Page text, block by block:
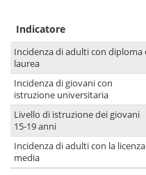
Indicatore
Incidenza di adulti con diploma
laurea
Incidenza di giovani con
istruzione universitaria
Livello di istruzione dei giovani
15-19 anni
Incidenza di adulti con la licenza
media